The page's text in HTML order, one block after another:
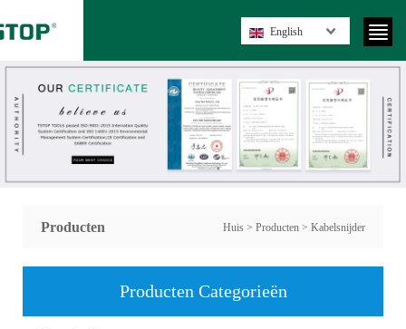
English
Producten Huis > Producten > Kabelsnijder
Producten Categorieën